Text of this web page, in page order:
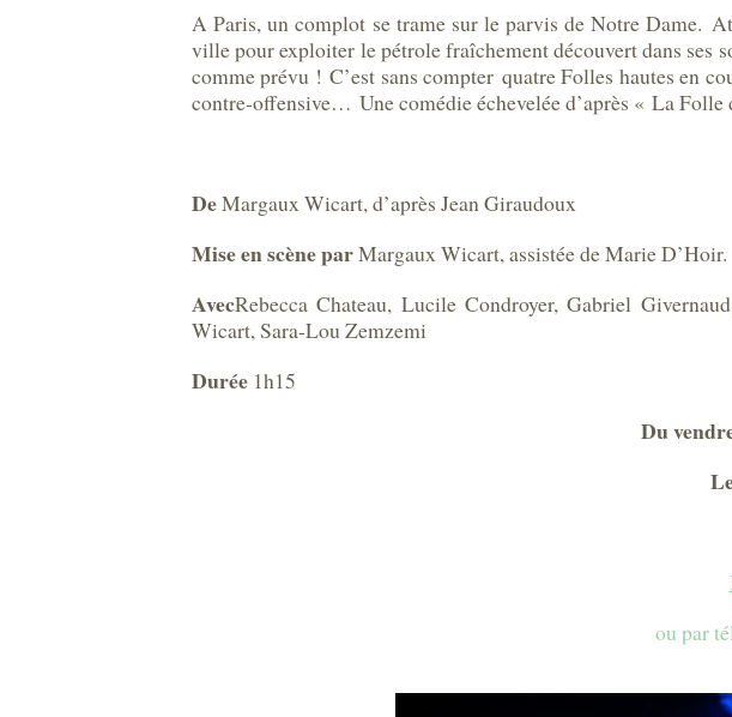
A Paris, un complot se trame sur le parvis de Notre Dame.
ville pour exploiter le pétrole fraîchement découvert dans ses
comme prévu ! C’est sans compter quatre Folles hautes en
contre-offensive… Une comédie échevelée d’après « La
DeMargaux Wicart, d’après Jean Giraudoux
Mise en scène parMargaux Wicart, assistée de Marie D’Hoir.
AvecRebecca Chateau, Lucile Condroyer, Gabriel
Wicart, Sara-Lou Zemzemi
Durée 1h15
Du
ou par